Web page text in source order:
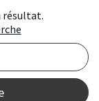
résultat.